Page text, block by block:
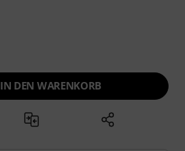
IN DEN WARENKORB